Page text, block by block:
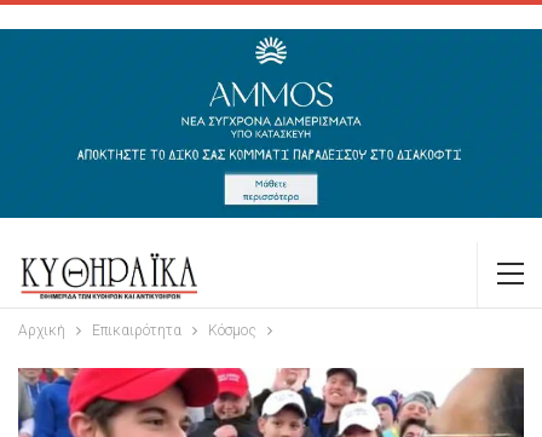
Αρχική Επικαιρότητα Κόσμος